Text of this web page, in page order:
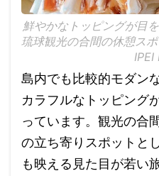
鮮やかなトッピングが目
琉球観光の合間の休憩ス
IPEI
島内でも比較的モダン
カラフルなトッピング
っています。観光の合
の立ち寄りスポットと
も映える見た目が若い